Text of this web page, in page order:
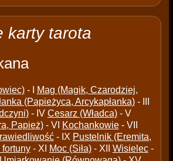
karty tarota
- I
Mag (Magik, Czarodziej,
(Papieżyca, Arcykapłanka)- III
- IV Cesarz (Władca)- V
Papież)- VI Kochankowie- VII
- IX Pustelnik (Eremita,
fortuny- XI Moc (Siła)- XII Wisielec-